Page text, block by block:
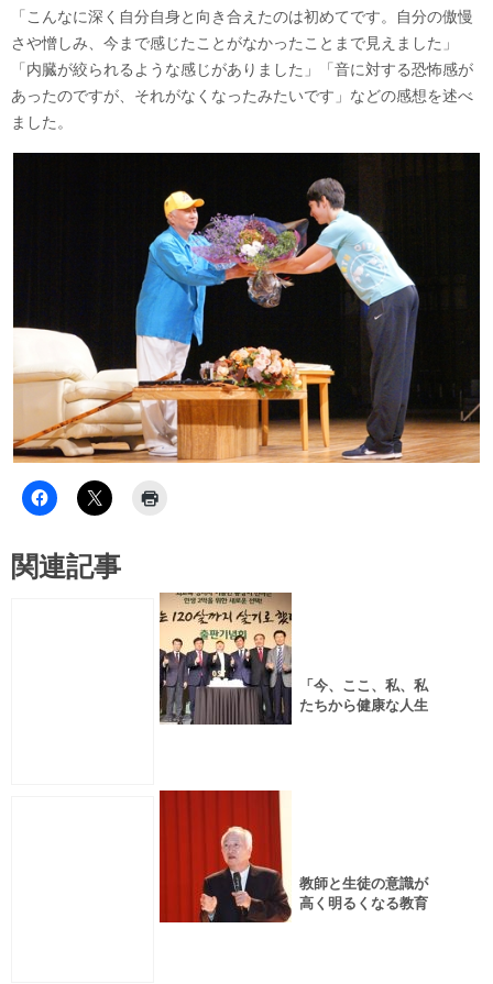
「こんなに深く自分自身と向き合えたのは初めてです。自分の傲慢
さや憎しみ、今まで感じたことがなかったことまで見えました」
「内臓が絞られるような感じがありました」「音に対する恐怖感が
あったのですが、それがなくなったみたいです」などの感想を述べ
ました。
関連記事
「今、ここ、私、私
たちから健康な人生
教師と生徒の意識が
高く明るくなる教育